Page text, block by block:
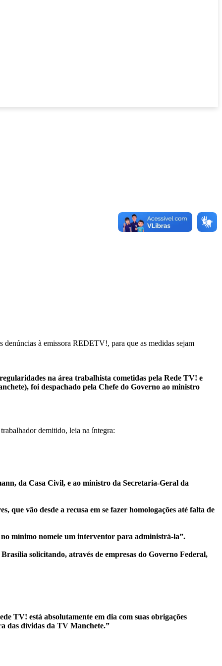
à emissora REDETV!, para que as medidas sejam
na área trabalhista cometidas pela Rede TV! e
foi despachado pela Chefe do Governo ao ministro
demitido, leia na íntegra:
da Casa Civil, e ao ministro da Secretaria-Geral da
que vão desde a recusa em se fazer homologações até falta de
no mínimo nomeie um interventor para administrá-la”.
solicitando, através de empresas do Governo Federal,
TV! está absolutamente em dia com suas obrigações
das dívidas da TV Manchete.”